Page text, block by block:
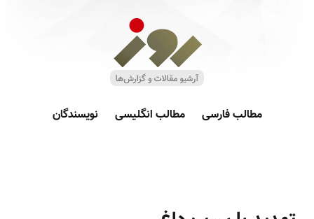
مطالب فارسی مطالب انگلیسی نویسندگان